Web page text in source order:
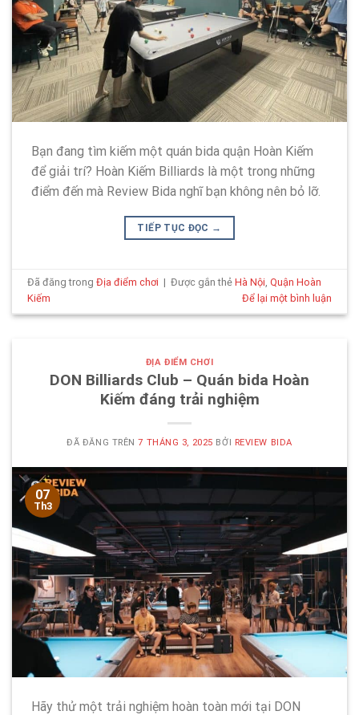
Bạn đang tìm kiếm một quán bida quận Hoàn Kiếm
để giải trí? Hoàn Kiếm Billiards là một trong những
điểm đến mà Review Bida nghĩ bạn không nên bỏ lỡ.
TIẾP TỤC ĐỌC →
Đã đăng trongĐịa điểm chơi | Được gắn thẻHà Nội,Quận Hoàn
Kiếm
Để lại một bình luận
ĐỊA ĐIỂM CHƠI
DON Billiards Club – Quán bida Hoàn
Kiếm đáng trải nghiệm
ĐÃ ĐĂNG TRÊN7 THÁNG 3, 2025 BỞI REVIEW BIDA
07
Th3
Hãy thử một trải nghiệm hoàn toàn mới tại DON